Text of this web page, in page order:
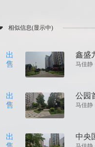
相似信息(显示中)
出
售
鑫盛
马佳静
出
售
公园
马佳静
出
中央